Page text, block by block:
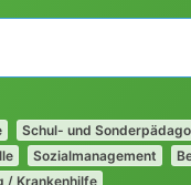
Schul- und
Sozialmanagement
/ Krankenhilfe